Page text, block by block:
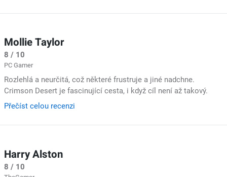
Mollie Taylor
8 / 10
PC Gamer
Rozlehlá a neurčitá, což některé frustruje a jiné nadchne.
Crimson Desert je fascinující cesta, i když cíl není až takový.
Přečíst celou recenzi
Harry Alston
8 / 10